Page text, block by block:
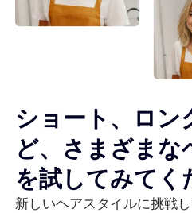
ショート、ロン
ど、さまざま
を試してみてく
新しいヘアスタイルに挑戦